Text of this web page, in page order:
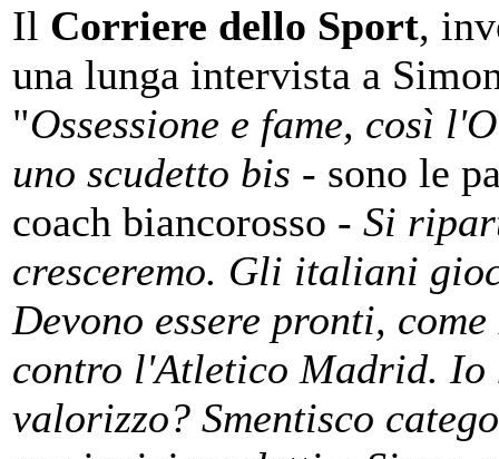
Il Corriere dello Sport,
una lunga intervista a
"Ossessione e fame, così
uno scudetto bis - sono le
coach biancorosso - Si
cresceremo. Gli italiani
Devono essere pronti,
contro l'Atletico Madrid. Io
valorizzo? Smentisco